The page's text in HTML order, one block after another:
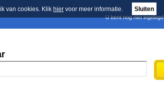
van cookies. Klik hier voor meer informatie. Sluiten
U bent nog niet ingelogd